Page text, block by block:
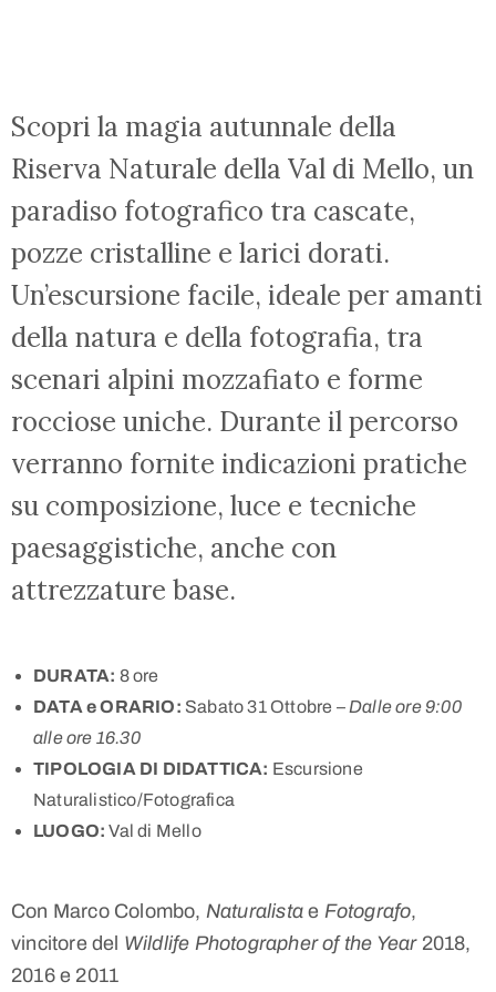
Scopri la magia autunnale della
Riserva Naturale della Val di Mello, un
paradiso fotografico tra cascate,
pozze cristalline e larici dorati.
Un’escursione facile, ideale per amanti
della natura e della fotografia, tra
scenari alpini mozzafiato e forme
rocciose uniche. Durante il percorso
verranno fornite indicazioni pratiche
su composizione, luce e tecniche
paesaggistiche, anche con
attrezzature base.
DURATA: 8 ore
DATA e ORARIO: Sabato 31 Ottobre –Dalle ore 9:00
alle ore 16.30
TIPOLOGIA DI DIDATTICA: Escursione
Naturalistico/Fotografica
LUOGO: Val di Mello
Con Marco Colombo, Naturalista e Fotografo,
vincitore del Wildlife Photographer of the Year2018,
2016 e 2011